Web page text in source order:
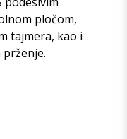
pločom,
tajmera, kao i